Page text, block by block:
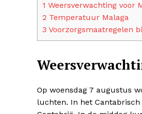
1 Weersverwachting voor
2 Temperatuur Malaga
3 Voorzorgsmaatregelen
Op woensdag 7 augustus
luchten. In het